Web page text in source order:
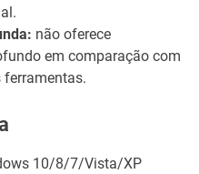
não oferece
em comparação com
ferramentas.
10/8/7/Vista/XP